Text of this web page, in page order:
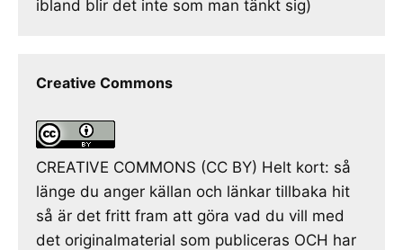
ibland blir det inte som man tänkt sig)
Creative Commons
CREATIVE COMMONS (CC BY) Helt kort: så
länge du anger källan och länkar tillbaka hit
så är det fritt fram att göra vad du vill med
det originalmaterial som publiceras OCH har